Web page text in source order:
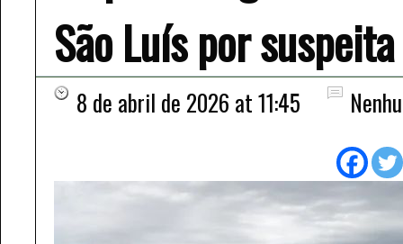
São Luís por
8 de abril de 2026 at 11:45